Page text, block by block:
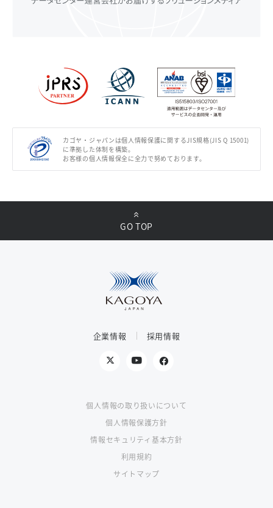
カゴヤ・ジャパンは個人情報保護に関するJIS規格(JIS Q 15001)
に準拠した体制を構築。
お客様の個人情報保全に全力で努めております。
企業情報 採用情報
個人情報の取り扱いについて
個人情報保護方針
情報セキュリティ基本方針
利用規約
サイトマップ
GO TOP